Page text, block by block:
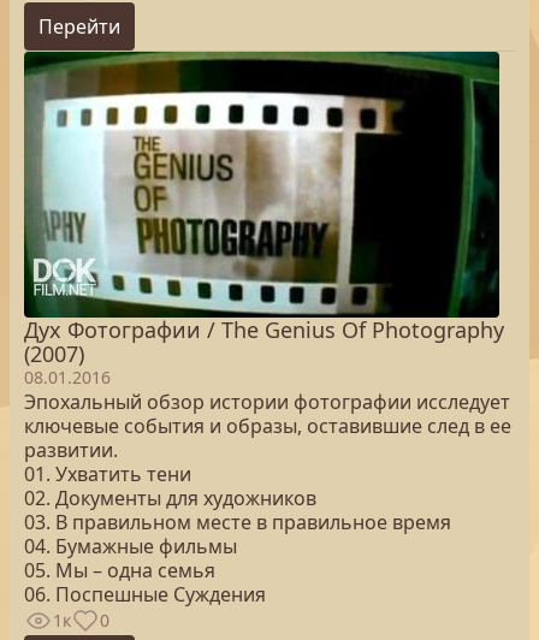
Перейти
Дух Фотографии / The Genius Of Photography
(2007)
08.01.2016
Эпохальный обзор истории фотографии исследует
ключевые события и образы, оставившие след в ее
развитии.
01. Ухватить тени
02. Документы для художников
03. В правильном месте в правильное время
04. Бумажные фильмы
05. Мы – одна семья
06. Поспешные Суждения
1к 0